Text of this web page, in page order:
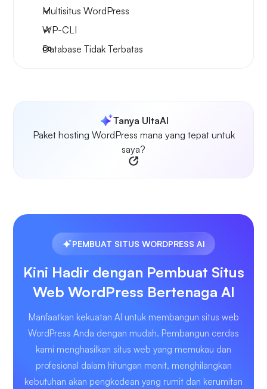
Multisitus WordPress
WP-CLI
Database Tidak Terbatas
Tanya UltaAI
Paket hosting WordPress mana yang tepat untuk
saya?
PEMBUAT SITUS WORDPRESS AI
Kini Hadir dengan Pembuat Situs
Web WordPress Bertenaga AI
Manfaatkan kekuatan AI untuk membangun situs web
WordPress Anda dengan mudah. Pembangun cerdas
kami menghasilkan situs web yang memukau dan
profesional dalam hitungan menit, menghilangkan
kebutuhan akan pengkodean yang rumit dan kerumitan